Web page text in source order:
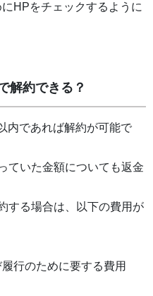
HPをチェックするように
解約できる？
内であれば解約が可能で
ていた金額についても返金
する場合は、以下の費用が
行のために要する費用